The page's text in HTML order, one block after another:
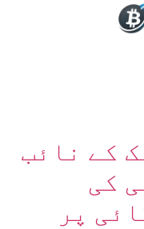
کے نائب
کی
پر